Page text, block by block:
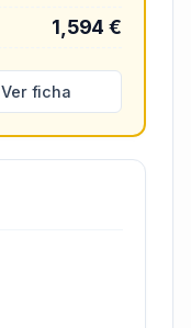
1,594 €
Ver ficha